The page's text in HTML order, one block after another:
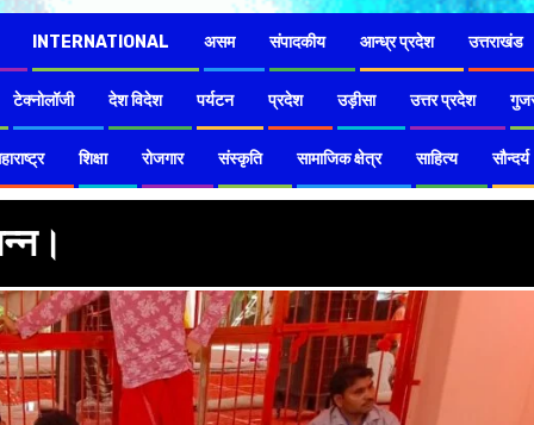
INTERNATIONAL असम संपादकीय आन्ध्र प्रदेश उत्तराखंड
टेक्नोलॉजी देश विदेश पर्यटन प्रदेश उड़ीसा उत्तर प्रदेश
शिक्षा रोजगार संस्कृति सामाजिक क्षेत्र साहित्य सौन्दर्य